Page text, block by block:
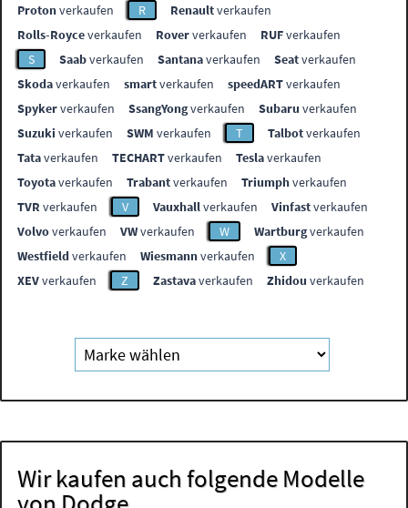
Protonverkaufen R Renaultverkaufen
Rolls-Royceverkaufen Roververkaufen RUFverkaufen
S
Saabverkaufen Santanaverkaufen Seatverkaufen
Skodaverkaufen smartverkaufen speedARTverkaufen
Spykerverkaufen SsangYongverkaufen Subaru verkaufen
Suzuki verkaufen SWM verkaufen T Talbotverkaufen
Tataverkaufen TECHARTverkaufen Teslaverkaufen
Toyotaverkaufen Trabantverkaufen Triumphverkaufen
TVR verkaufen V Vauxhallverkaufen Vinfastverkaufen
Volvoverkaufen VWverkaufen W Wartburgverkaufen
Westfieldverkaufen Wiesmannverkaufen
X
XEVverkaufen Z Zastavaverkaufen Zhidou verkaufen
Wir kaufen auch folgende Modelle